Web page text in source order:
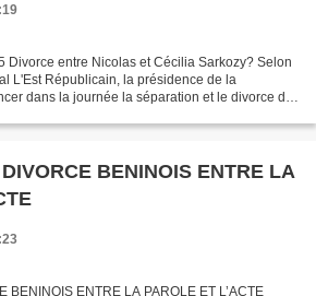
Divorce entre Nicolas et Cécilia Sarkozy? Selon
L'Est Républicain, la présidence de la
dans la journée la séparation et le divorce de
BENINOIS ENTRE LA
BENINOIS ENTRE LA PAROLE ET L’ACTE